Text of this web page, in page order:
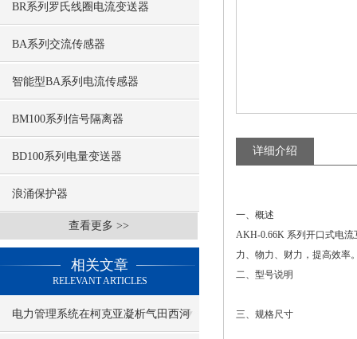
BR系列罗氏线圈电流变送器
BA系列交流传感器
智能型BA系列电流传感器
BM100系列信号隔离器
BD100系列电量变送器
浪涌保护器
查看更多 >>
相关文章
RELEVANT ARTICLES
电力管理系统在柯克亚凝析气田西河
详细介绍
一、概述
AKH-0.66K 系列 开口式电流
力、物力、财力，提高效率
二、型号说明
三、规格尺寸